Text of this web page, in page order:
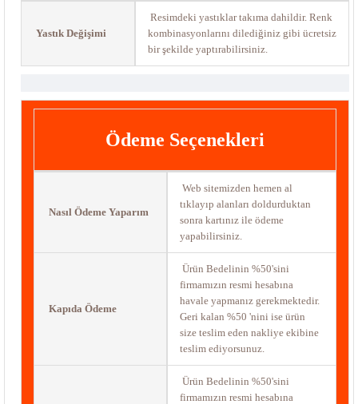
Yastık Değişimi
Resimdeki yastıklar takıma dahildir. Renk
kombinasyonlarını dilediğiniz gibi ücretsiz
bir şekilde yaptırabilirsiniz.
Ödeme Seçenekleri
Nasıl Ödeme Yaparım
Web sitemizden hemen al
tıklayıp alanları doldurduktan
sonra kartınız ile ödeme
yapabilirsiniz.
Kapıda Ödeme
Ürün Bedelinin %50'sini
firmamızın resmi hesabına
havale yapmanız gerekmektedir.
Geri kalan %50 'nini ise ürün
size teslim eden nakliye ekibine
teslim ediyorsunuz.
Ürün Bedelinin %50'sini
firmamızın resmi hesabına